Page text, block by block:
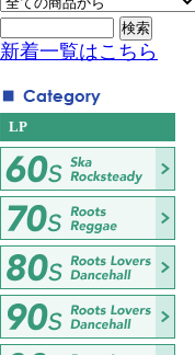
新着一覧はこちら
LP